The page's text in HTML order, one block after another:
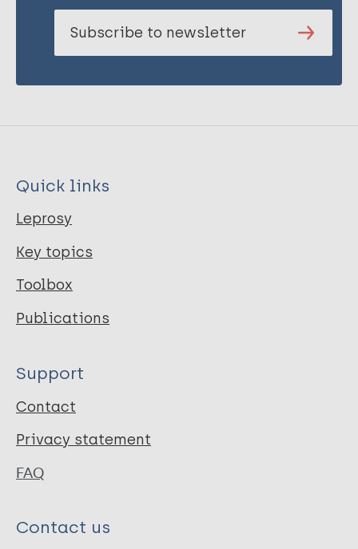
Subscribe to newsletter
Quick links
Leprosy
Key topics
Toolbox
Publications
Support
Contact
Privacy statement
FAQ
Contact us